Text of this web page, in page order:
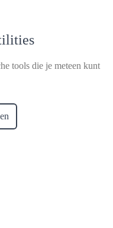
tools die je meteen kunt